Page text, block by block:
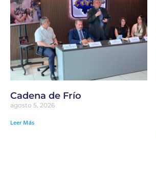
Cadena de Frío
agosto 5, 2026
Leer Más